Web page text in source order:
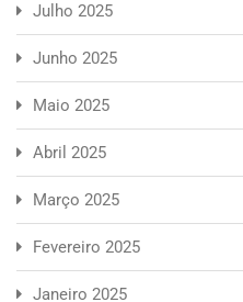
Julho 2025
Junho 2025
Maio 2025
Abril 2025
Março 2025
Fevereiro 2025
Janeiro 2025